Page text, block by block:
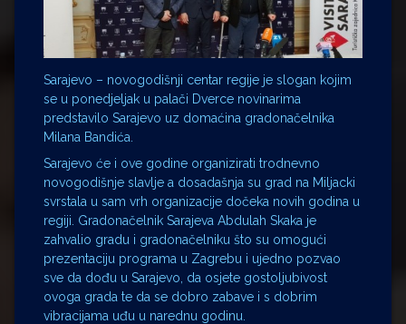
Sarajevo – novogodišnji centar regije je slogan kojim
se u ponedjeljak u palači Dverce novinarima
predstavilo Sarajevo uz domaćina gradonačelnika
Milana Bandića.
Sarajevo će i ove godine organizirati trodnevno
novogodišnje slavlje a dosadašnja su grad na Miljacki
svrstala u sam vrh organizacije dočeka novih godina u
regiji. Gradonačelnik Sarajeva Abdulah Skaka je
zahvalio gradu i gradonačelniku što su omogući
prezentaciju programa u Zagrebu i ujedno pozvao
sve da dođu u Sarajevo, da osjete gostoljubivost
ovoga grada te da se dobro zabave i s dobrim
vibracijama uđu u narednu godinu.